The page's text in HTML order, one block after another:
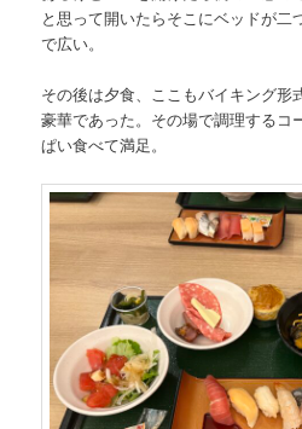
と思って開いたらそこにベッドが二
で広い。
その後は夕食、ここもバイキング形
豪華であった。その場で調理するコ
ぱい食べて満足。